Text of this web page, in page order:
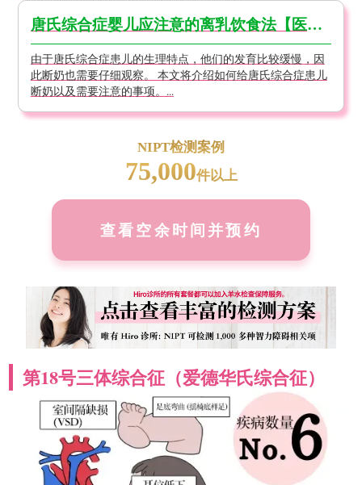
唐氏综合症婴儿应注意的离乳饮食法【医生监修】
由于唐氏综合症患儿的生理特点，他们的发育比较缓慢，因
此断奶也需要仔细观察。 本文将介绍如何给唐氏综合症患儿
断奶以及需要注意的事项。...
NIPT检测案例
75,000件以上
查看空余时间并预约
第18号三体综合征（爱德华氏综合征）